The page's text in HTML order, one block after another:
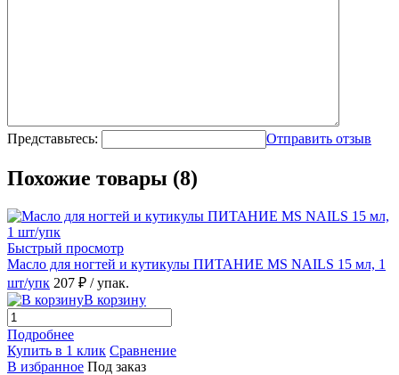
Представьтесь: Отправить отзыв
Похожие товары (8)
Быстрый просмотр
Масло для ногтей и кутикулы ПИТАНИЕ MS NAILS 15 мл, 1
шт/упк 207 ₽ / упак.
В корзину
Подробнее
Купить в 1 клик Сравнение
В избранное Под заказ